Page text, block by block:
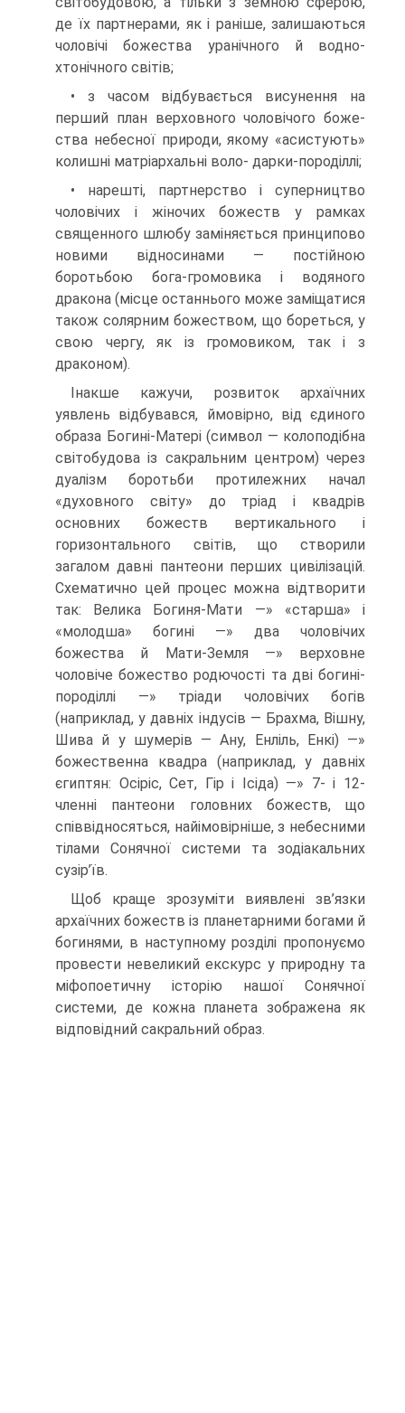
де їх партнерами, як і раніше, залишаються
чоловічі божества уранічного й водно-
хтонічного світів;
• з часом відбувається висунення на
перший план верховного чоловічого боже­
ства небесної природи, якому «асистують»
колишні матріархальні воло- дарки-породіллі;
• нарешті, партнерство і суперництво
чоловічих і жіночих божеств у рам­ках
священного шлюбу заміняється принципово
новими відносинами — постійною
боротьбою бога-громовика і водяного
дракона (місце останньо­го може заміщатися
також солярним божеством, що бореться, у
свою чергу, як із громовиком, так і з
драконом).
Інакше кажучи, розвиток архаїчних
уявлень відбувався, ймовірно, від єди­ного
образа Богині-Матері (символ — колоподібна
світобудова із сакральним центром) через
дуалізм боротьби протилежних начал
«духовного світу» до тріад і квадрів
основних божеств вертикального і
горизонтального світів, що створи­ли
загалом давні пантеони перших цивілізацій.
Схематично цей процес можна відтворити
так: Велика Богиня-Мати —» «старша» і
«молодша» богині —» два чо­ловічих
божества й Мати-Земля —» верховне
чоловіче божество родючості та дві богині-
породіллі —» тріади чоловічих богів
(наприклад, у давніх індусів — Брахма, Вішну,
Шива й у шумерів — Ану, Енліль, Енкі) —»
божественна квадра (наприклад, у давніх
єгиптян: Осіріс, Сет, Гір і Ісіда) —» 7- і 12-
членні пантеони головних бо­жеств, що
співвідносяться, найімовірніше, з небесними
тілами Сонячної системи та зодіакальних
сузір’їв.
Щоб краще зрозуміти виявлені зв’язки
архаїчних божеств із планетарними богами й
богинями, в наступному розділі пропонуємо
провести невеликий екс­курс у природну та
міфопоетичну історію нашої Сонячної
системи, де кожна пла­нета зображена як
відповідний сакральний образ.